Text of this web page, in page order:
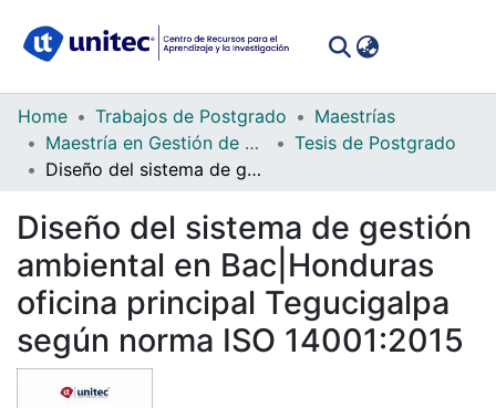
Communities
Collections
All of DSpace
Statistics
Home Trabajos de Postgrado
Maestrías
Maestría en Gestión de Calidad Integrados
Tesis de Postgrado
Diseño del sistema de gestión ambiental en Bac|Honduras oficina principal Tegucigalpa según norma ISO 14001:2015
Diseño del sistema de gestión
ambiental en Bac|Honduras
oficina principal Tegucigalpa
según norma ISO 14001:2015